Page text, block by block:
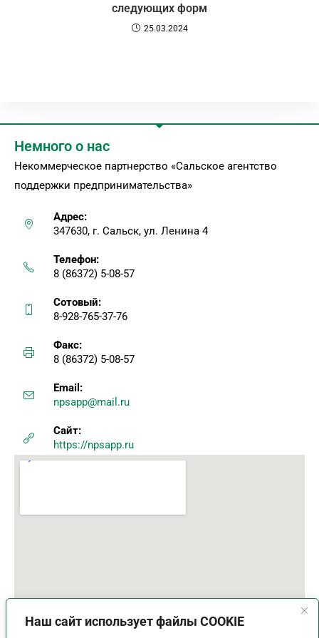
Наш сайт использует файлы COOKIE
следующих форм
25.03.2024
Немного о нас
Некоммерческое партнерство «Сальское агентство
поддержки предпринимательства»
Адрес:
347630, г. Сальск, ул. Ленина 4
Телефон:
8 (86372) 5-08-57
Сотовый:
8-928-765-37-76
Факс:
8 (86372) 5-08-57
Email:
npsapp@mail.ru
Сайт:
https://npsapp.ru